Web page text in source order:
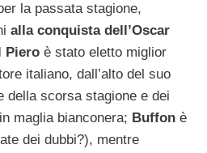
la passata stagione,
alla conquista dell’Oscar
Piero è stato eletto miglior
italiano, dall’alto del suo
della scorsa stagione e dei
maglia bianconera; Buffon è
dei dubbi?), mentre